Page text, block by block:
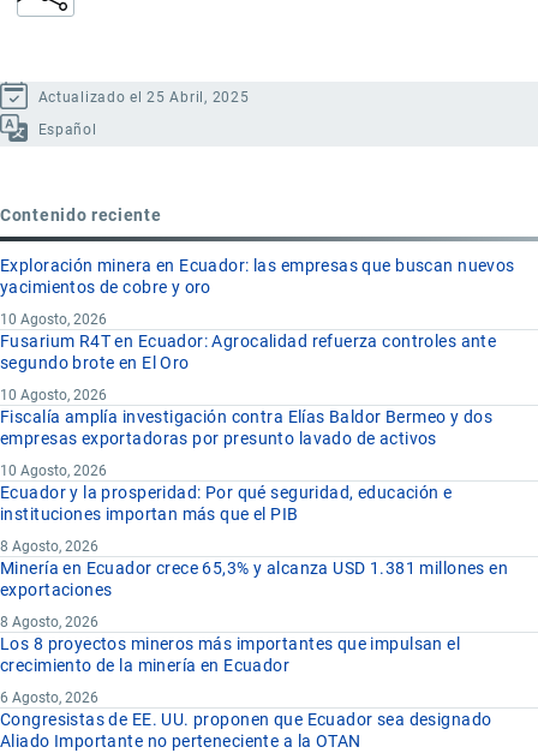
Actualizado el 25 Abril, 2025
Español
Contenido reciente
Exploración minera en Ecuador: las empresas que buscan nuevos
yacimientos de cobre y oro
10 Agosto, 2026
Fusarium R4T en Ecuador: Agrocalidad refuerza controles ante
segundo brote en El Oro
10 Agosto, 2026
Fiscalía amplía investigación contra Elías Baldor Bermeo y dos
empresas exportadoras por presunto lavado de activos
10 Agosto, 2026
Ecuador y la prosperidad: Por qué seguridad, educación e
instituciones importan más que el PIB
8 Agosto, 2026
Minería en Ecuador crece 65,3% y alcanza USD 1.381 millones en
exportaciones
8 Agosto, 2026
Los 8 proyectos mineros más importantes que impulsan el
crecimiento de la minería en Ecuador
6 Agosto, 2026
Congresistas de EE. UU. proponen que Ecuador sea designado
Aliado Importante no perteneciente a la OTAN